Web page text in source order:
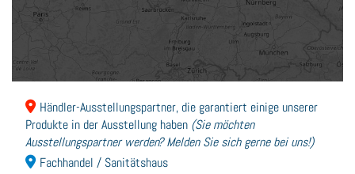
Händler-Ausstellungspartner, die garantiert einige unserer
Produkte in der Ausstellung haben Sie möchten
Ausstellungspartner werden? Melden Sie sich gerne bei uns!
Fachhandel / Sanitätshaus